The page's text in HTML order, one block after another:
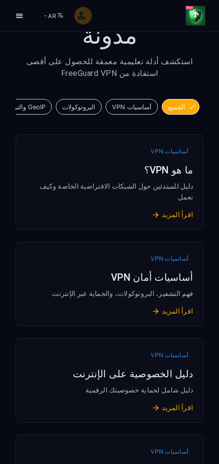
AR
مدونة
استكشف أدلة تعليمية معمقة للحصول على أقصى
استفادة من FreeGuard VPN
الجميع أساسيات VPN البروتوكولات GeoIP والتوجيه
أساسيات VPN
ما هو VPN؟
دليل للمبتدئين حول الشبكات الافتراضية الخاصة وكيف
تعمل
اقرأ المزيد
أساسيات VPN
أساسيات أمان VPN
فهم التشفير، البروتوكولات، والحماية عبر الإنترنت
اقرأ المزيد
أساسيات VPN
دليل الخصوصية على الإنترنت
دليل شامل لحماية خصوصيتك الرقمية
اقرأ المزيد
أساسيات VPN